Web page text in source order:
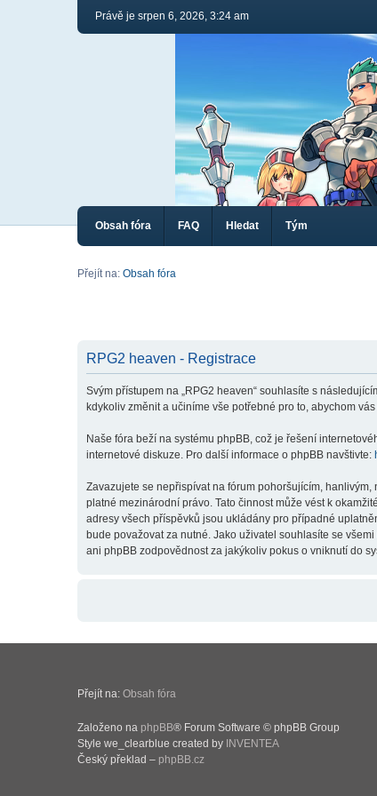
Právě je srpen 6, 2026, 3:24 am
Obsah fóra FAQ Hledat Tým
Přejít na: Obsah fóra
RPG2 heaven - Registrace
Svým přístupem na „RPG2 heaven“ souhlasíte s
kdykoliv změnit a učiníme vše potřebné pro to, abychom
Naše fóra beží na systému phpBB, což je řešení
internetové diskuze. Pro další informace o phpBB navštivte:
Zavazujete se nepřispívat na fórum pohoršujícím,
platné mezinárodní právo. Tato činnost může vést k
adresy všech příspěvků jsou ukládány pro případné
bude považovat za nutné. Jako uživatel souhlasíte se
ani phpBB zodpovědnost za jakýkoliv pokus o vniknutí do
Přejít na: Obsah fóra
Založeno na phpBB® Forum Software © phpBB Group
Style we_clearblue created by INVENTEA
Český překlad – phpBB.cz